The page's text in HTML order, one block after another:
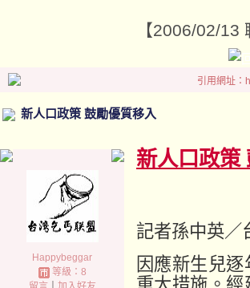
【2006/02/13
引用網址：
新人口政策 鼓勵優質移入
Happybeggar
等級：8
新人口政策
記者孫中英／
因應新生兒